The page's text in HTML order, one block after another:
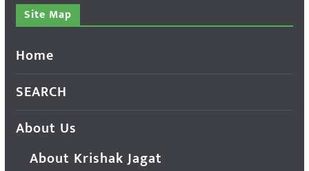
Site Map
Home
SEARCH
About Us
About Krishak Jagat